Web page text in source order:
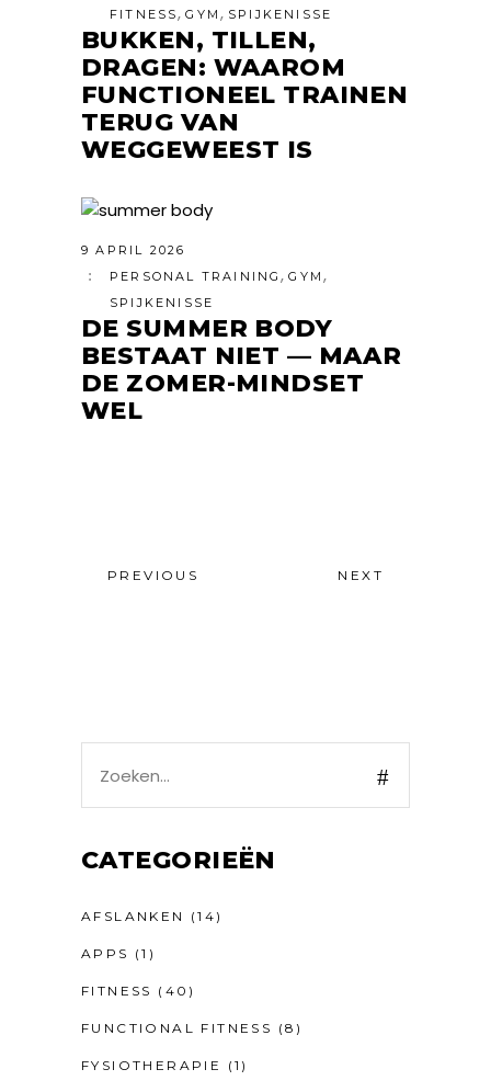
FITNESS,GYM, SPIJKENISSE
BUKKEN, TILLEN,
DRAGEN: WAAROM
FUNCTIONEEL TRAINEN
TERUG VAN
WEGGEWEEST IS
9 APRIL 2026
PERSONAL TRAINING,GYM,
SPIJKENISSE
DE SUMMER BODY
BESTAAT NIET — MAAR
DE ZOMER-MINDSET
WEL
PREVIOUS NEXT
for:
CATEGORIEËN
AFSLANKEN (14)
APPS (1)
FITNESS (40)
FUNCTIONAL FITNESS (8)
FYSIOTHERAPIE (1)